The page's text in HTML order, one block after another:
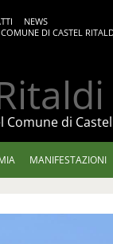
NEWS
COMUNE DI CASTEL
Comune di
MANIFESTAZIONI